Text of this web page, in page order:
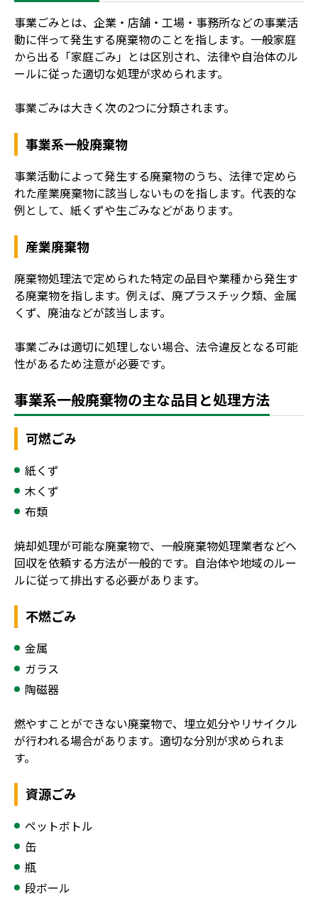
事業ごみとは、企業・店舗・工場・事務所などの事業活
動に伴って発生する廃棄物のことを指します。一般家庭
から出る「家庭ごみ」とは区別され、法律や自治体のル
ールに従った適切な処理が求められます。
事業ごみは大きく次の2つに分類されます。
事業系一般廃棄物
事業活動によって発生する廃棄物のうち、法律で定めら
れた産業廃棄物に該当しないものを指します。代表的な
例として、紙くずや生ごみなどがあります。
産業廃棄物
廃棄物処理法で定められた特定の品目や業種から発生す
る廃棄物を指します。例えば、廃プラスチック類、金属
くず、廃油などが該当します。
事業ごみは適切に処理しない場合、法令違反となる可能
性があるため注意が必要です。
事業系一般廃棄物の主な品目と処理方法
可燃ごみ
紙くず
木くず
布類
焼却処理が可能な廃棄物で、一般廃棄物処理業者などへ
回収を依頼する方法が一般的です。自治体や地域のルー
ルに従って排出する必要があります。
不燃ごみ
金属
ガラス
陶磁器
燃やすことができない廃棄物で、埋立処分やリサイクル
が行われる場合があります。適切な分別が求められま
す。
資源ごみ
ペットボトル
缶
瓶
段ボール